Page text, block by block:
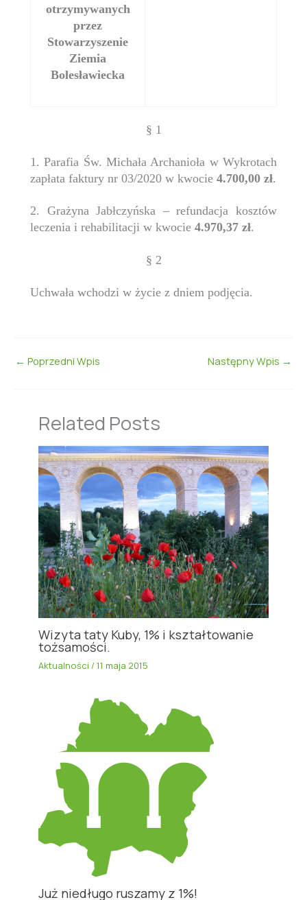
otrzymywanych
przez
Stowarzyszenie
Ziemia
Bolesławiecka
§ 1
1. Parafia Św. Michała Archanioła w Wykrotach
zapłata faktury nr 03/2020 w kwocie 4.700,00 zł.
2. Grażyna Jabłczyńska – refundacja kosztów
leczenia i rehabilitacji w kwocie 4.970,37 zł.
§ 2
Uchwała wchodzi w życie z dniem podjęcia.
← Poprzedni Wpis Następny Wpis →
Related Posts
Wizyta taty Kuby, 1% i kształtowanie
tożsamości.
Aktualności /11 maja 2015
Już niedługo ruszamy z 1%!